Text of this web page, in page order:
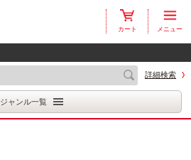
カート メニュー
詳細検索
ジャンル一覧